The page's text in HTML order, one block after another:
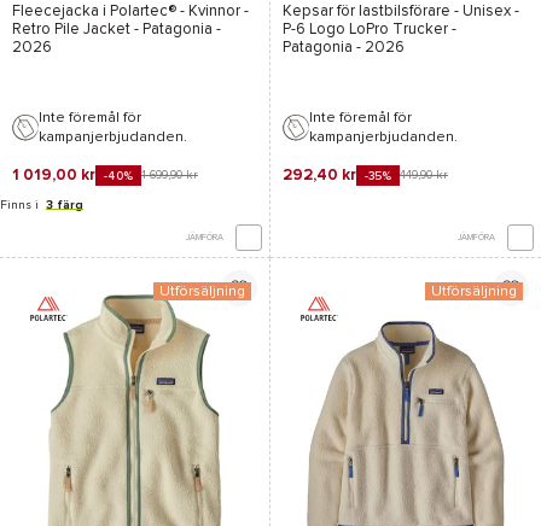
Fleecejacka i Polartec® - Kvinnor -
Retro Pile Jacket - Patagonia -
2026
Inte föremål för
kampanjerbjudanden.
1 019,00 kr -40% 1 699,90 kr
Finns i 3 färg
JÄMFÖRA
Kepsar för lastbilsförare - Unisex -
P-6 Logo LoPro Trucker -
Patagonia - 2026
Inte föremål för
kampanjerbjudanden.
292,40 kr -35% 449,90 kr
JÄMFÖRA
Utförsäljning Utförsäljning